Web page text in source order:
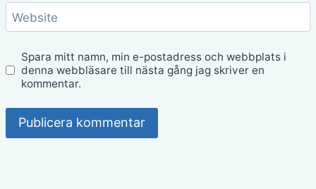
Website
Spara mitt namn, min e-postadress och webbplats i
denna webbläsare till nästa gång jag skriver en
kommentar.